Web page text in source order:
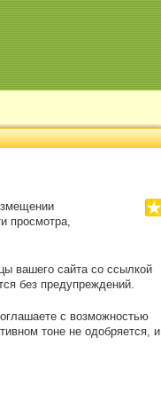
просмотра,
вашего сайта со ссылкой
без предупреждений.
с возможностью
тоне не одобряется, и